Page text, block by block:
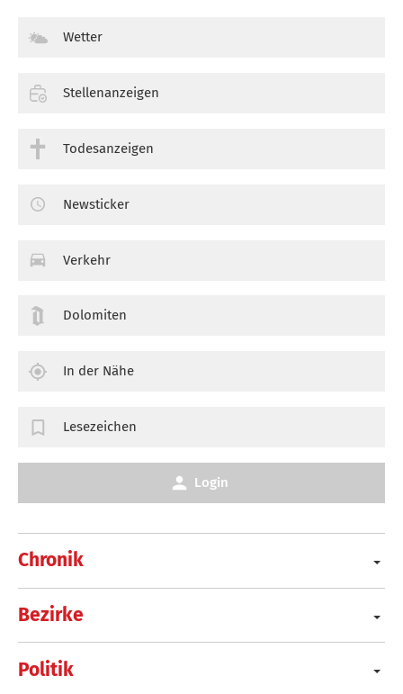
Chronik
Bezirke
Politik
Wetter
Stellenanzeigen
Todesanzeigen
Newsticker
Verkehr
Dolomiten
In der Nähe
Lesezeichen
Login